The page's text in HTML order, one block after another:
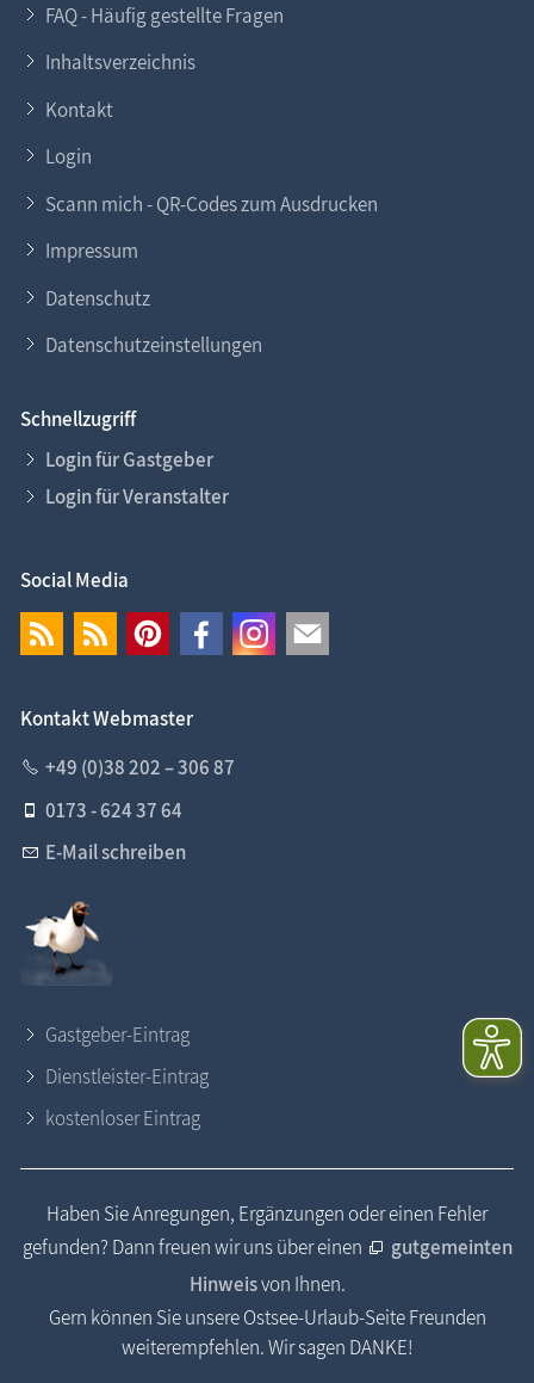
FAQ - Häufig gestellte Fragen
Inhaltsverzeichnis
Kontakt
Login
Scann mich - QR-Codes zum Ausdrucken
Impressum
Datenschutz
Datenschutzeinstellungen
Schnellzugriff
Login für Gastgeber
Login für Veranstalter
Social Media
Kontakt Webmaster
+49 (0)38 202 – 306 87
0173 - 624 37 64
E-Mail schreiben
Gastgeber-Eintrag
Dienstleister-Eintrag
kostenloser Eintrag
Haben Sie Anregungen, Ergänzungen oder einen Fehler
gefunden? Dann freuen wir uns über einen
gutgemeinten
Hinweisvon Ihnen.
Gern können Sie unsere Ostsee-Urlaub-Seite Freunden
weiterempfehlen. Wir sagen DANKE!